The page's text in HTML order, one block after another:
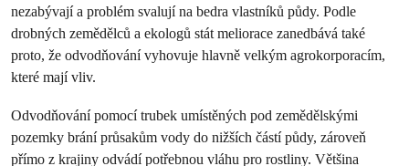
nezabývají a problém svalují na bedra vlastníků půdy. Podle
drobných zemědělců a ekologů stát meliorace zanedbává také
proto, že odvodňování vyhovuje hlavně velkým agrokorporacím,
které mají vliv.
Odvodňování pomocí trubek umístěných pod zemědělskými
pozemky brání průsakům vody do nižších částí půdy, zároveň
přímo z krajiny odvádí potřebnou vláhu pro rostliny. Většina